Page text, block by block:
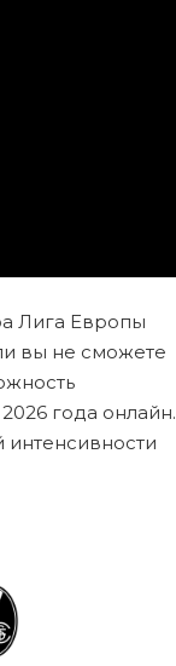
Лига Европы
вы не сможете
года онлайн.
интенсивности